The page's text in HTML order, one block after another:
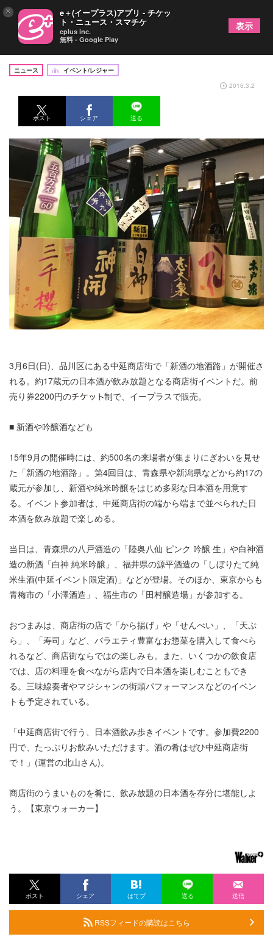
一升瓶がズラリ！中延の商店街で日本酒が飲み放題
ニュース
イベント/レジャー
2016.3.2
ポスト シェア 送る
3月6日(日)、品川区にある中延商店街で「新酒の地酒路」が開催さ
れる。約17蔵元の日本酒が飲み放題となる商店街イベントだ。前
売り券2200円の
制で、イープラスで販売。
■ 新酒や吟醸酒なども
15年9月の開催時には、約500名の来場者が集まりにぎわいを見せ
た「新酒の地酒路」。第4回目は、青森県や新潟県などから約17の
蔵元が参加し、新酒や純米吟醸をはじめ多彩な日本酒を用意す
る。イベント参加者は、中延商店街の端から端まで並べられた日
本酒を飲み放題で楽しめる。
当日は、青森県の八戸酒造の「陸奥八仙 ピンク 吟醸 生」や白神酒
造の新酒「白神 純米吟醸」、福井県の源平酒造の「しぼりたて純
米生酒(中延イベント限定酒)」などが登場。そのほか、東京からも
青梅市の「小澤酒造」、福生市の「田村醸造場」が参加する。
おつまみは、商店街の店で「から揚げ」や「せんべい」、「天ぷ
ら」、「寿司」など、バラエティ豊富なお惣菜を購入して食べら
れるなど、商店街ならではの楽しみも。また、いくつかの飲食店
では、店の料理を食べながら店内で日本酒を楽しむこともでき
る。三味線奏者やマジシャンの街頭パフォーマンスなどのイベン
トも予定されている。
「中延商店街で行う、日本酒飲み歩きイベントです。参加費2200
円で、たっぷりお飲みいただけます。酒の肴はぜひ中延商店街
で！」(運営の北山さん)。
商店街のうまいものを肴に、飲み放題の日本酒を存分に堪能しよ
う。【東京ウォーカー】
ポスト シェア はてブ 送る 送信
RSSフィードの購読はこちら
× e＋(イープラス)アプリ - チケッ
ト・ニュース・スマチケ
eplus inc.
無料 - Google Play
表示